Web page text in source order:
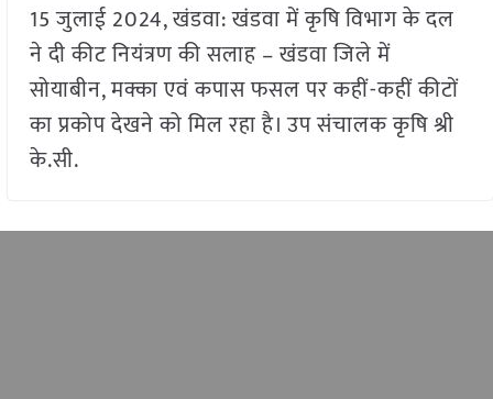
15 जुलाई 2024, खंडवा: खंडवा में कृषि विभाग के दल
ने दी कीट नियंत्रण की सलाह – खंडवा जिले में
सोयाबीन, मक्का एवं कपास फसल पर कहीं-कहीं कीटों
का प्रकोप देखने को मिल रहा है। उप संचालक कृषि श्री
के.सी.